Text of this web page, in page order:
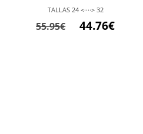
TALLAS 24 <····> 32
55.95€
El44.76€El